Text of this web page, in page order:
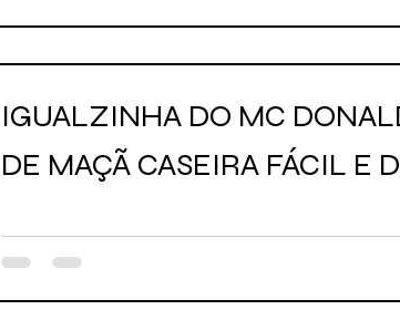
IGUALZINHA DO MC
DE MAÇÃ CASEIRA FÁCIL E